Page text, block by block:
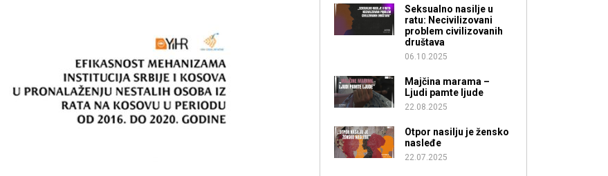
Seksualno nasilje u
ratu: Necivilizovani
problem civilizovanih
društava
06.10.2025
Majčina marama –
Ljudi pamte ljude
22.08.2025
Otpor nasilju je žensko
nasleđe
22.07.2025